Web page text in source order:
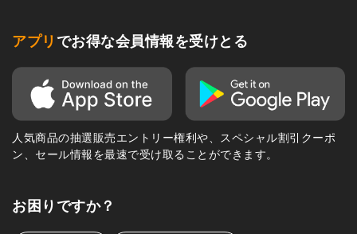
アプリ でお得な会員情報を受けとる
人気商品の抽選販売エントリー権利や、スペシャル割引クーポ
ン、セール情報を最速で受け取ることができます。
お困りですか？